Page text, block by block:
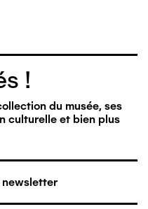
!
du musée, ses
culturelle et bien plus
newsletter